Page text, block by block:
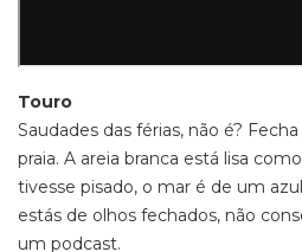
Touro
Saudades das férias, não é?
praia. A areia branca está lisa
tivesse pisado, o mar é de um
estás de olhos fechados, não
um podcast.